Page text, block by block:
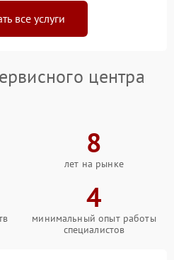
все услуги
центра
8
лет на рынке
4
минимальный опыт работы
специалистов